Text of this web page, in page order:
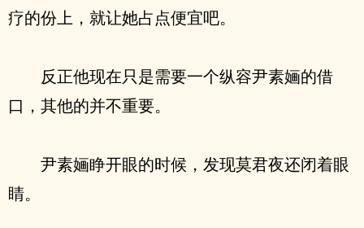
疗的份上，就让她占点便宜吧。
反正他现在只是需要一个纵容尹素婳的借
口，其他的并不重要。
尹素婳睁开眼的时候，发现莫君夜还闭着眼
睛。